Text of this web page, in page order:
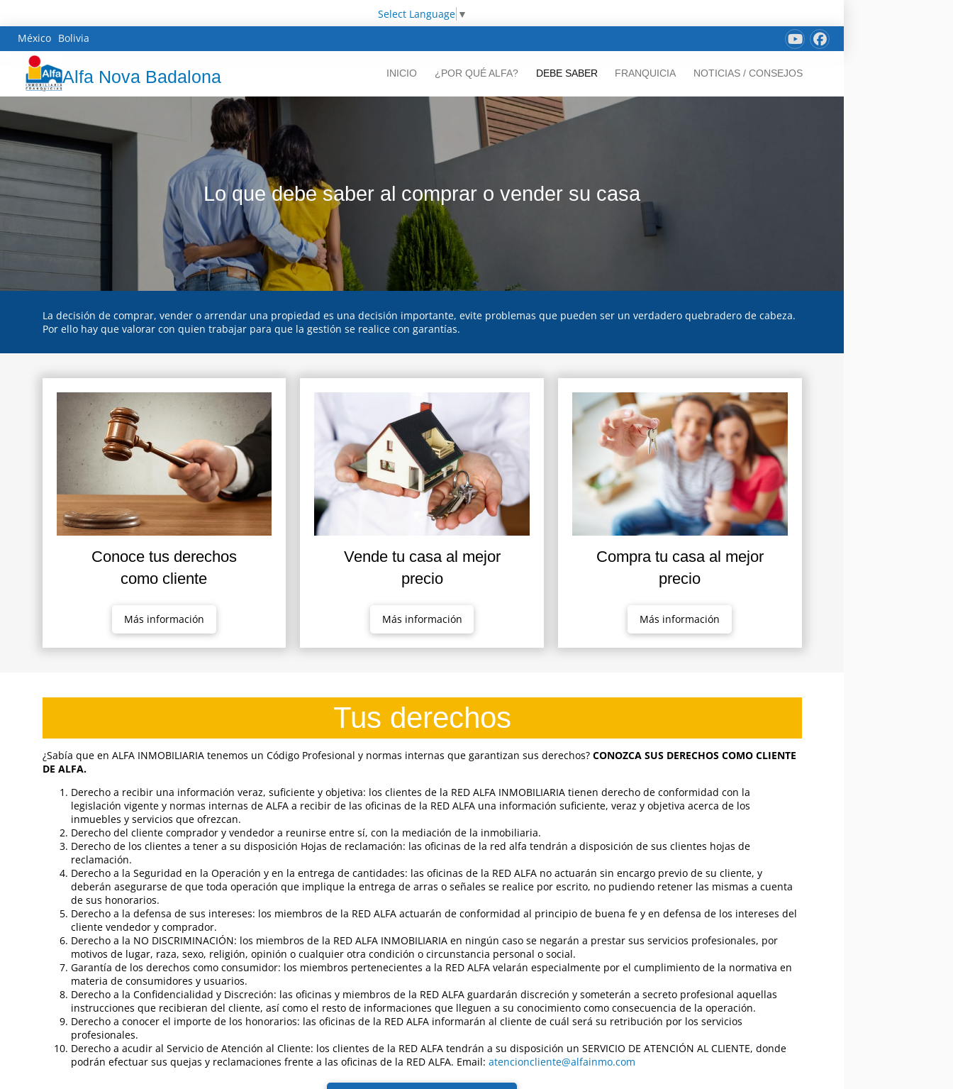
Select Language ▼
México Bolivia
Alfa Nova Badalona INICIO ¿POR QUÉ ALFA? DEBE SABER FRANQUICIA NOTICIAS / CONSEJOS
Lo que debe saber al comprar o vender su casa
La decisión de comprar, vender o arrendar una propiedad es una decisión importante, evite problemas que pueden ser un verdadero quebradero de cabeza.
Por ello hay que valorar con quien trabajar para que la gestión se realice con garantías.
Conoce tus derechos
como cliente
Más información
Vende tu casa al mejor
precio
Más información
Compra tu casa al mejor
precio
Más información
Tus derechos
¿Sabía que en ALFA INMOBILIARIA tenemos un Código Profesional y normas internas que garantizan sus derechos? CONOZCA SUS DERECHOS COMO CLIENTE
DE ALFA.
Derecho a recibir una información veraz, suficiente y objetiva: los clientes de la RED ALFA INMOBILIARIA tienen derecho de conformidad con la
legislación vigente y normas internas de ALFA a recibir de las oficinas de la RED ALFA una información suficiente, veraz y objetiva acerca de los
inmuebles y servicios que ofrezcan.
Derecho del cliente comprador y vendedor a reunirse entre sí, con la mediación de la inmobiliaria.
Derecho de los clientes a tener a su disposición Hojas de reclamación: las oficinas de la red alfa tendrán a disposición de sus clientes hojas de
reclamación.
Derecho a la Seguridad en la Operación y en la entrega de cantidades: las oficinas de la RED ALFA no actuarán sin encargo previo de su cliente, y
deberán asegurarse de que toda operación que implique la entrega de arras o señales se realice por escrito, no pudiendo retener las mismas a cuenta
de sus honorarios.
Derecho a la defensa de sus intereses: los miembros de la RED ALFA actuarán de conformidad al principio de buena fe y en defensa de los intereses del
cliente vendedor y comprador.
Derecho a la NO DISCRIMINACIÓN: los miembros de la RED ALFA INMOBILIARIA en ningún caso se negarán a prestar sus servicios profesionales, por
motivos de lugar, raza, sexo, religión, opinión o cualquier otra condición o circunstancia personal o social.
Garantía de los derechos como consumidor: los miembros pertenecientes a la RED ALFA velarán especialmente por el cumplimiento de la normativa en
materia de consumidores y usuarios.
Derecho a la Confidencialidad y Discreción: las oficinas y miembros de la RED ALFA guardarán discreción y someterán a secreto profesional aquellas
instrucciones que recibieran del cliente, así como el resto de informaciones que lleguen a su conocimiento como consecuencia de la operación.
Derecho a conocer el importe de los honorarios: las oficinas de la RED ALFA informarán al cliente de cuál será su retribución por los servicios
profesionales.
Derecho a acudir al Servicio de Atención al Cliente: los clientes de la RED ALFA tendrán a su disposición un SERVICIO DE ATENCIÓN AL CLIENTE, donde
podrán efectuar sus quejas y reclamaciones frente a las oficinas de la RED ALFA. Email: atencioncliente@alfainmo.com